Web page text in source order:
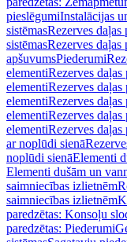
pieslēgumiInstalācijas
sistēmasRezerves daļas
sistēmasRezerves daļas
apšuvumsPiederumi
elementiRezerves daļas
elementiRezerves daļas
elementiRezerves
elementiRezerves daļas
elementiRezerves daļas
ar noplūdi sienā
noplūdi sienāElementi
Elementi dušām un
saimniecības izlietnēm
saimniecības izlietnēm
paredzētas: Konsoļu
paredzētas: Piederumi